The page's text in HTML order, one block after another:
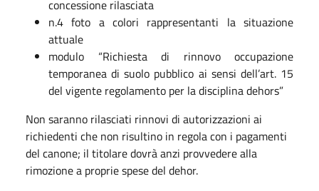
concessione rilasciata
n.4 foto a colori rappresentanti la situazione
attuale
modulo “Richiesta di rinnovo occupazione
temporanea di suolo pubblico ai sensi dell’art. 15
del vigente regolamento per la disciplina dehors”
Non saranno rilasciati rinnovi di autorizzazioni ai
richiedenti che non risultino in regola con i pagamenti
del canone; il titolare dovrà anzi provvedere alla
rimozione a proprie spese del dehor.